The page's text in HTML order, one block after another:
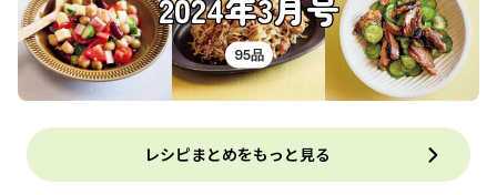
95品
レシピまとめをもっと見る